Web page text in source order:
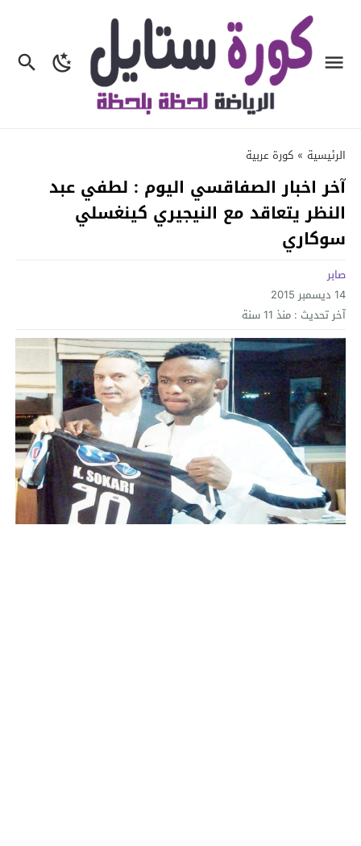
الرئيسية » كورة عربية
آخر اخبار الصفاقسي اليوم : لطفي عبد
النظر يتعاقد مع النيجيري كينغسلي
سوكاري
صابر
14 ديسمبر 2015
آخر تحديث : منذ 11 سنة